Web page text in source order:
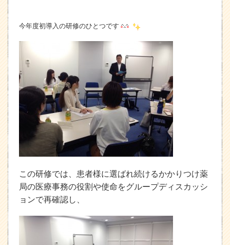
今年度初導入の研修のひとつです
この研修では、患者様に選ばれ続けるかかりつけ薬
局の医療事務の役割や使命をグループディスカッシ
ョンで再確認し、